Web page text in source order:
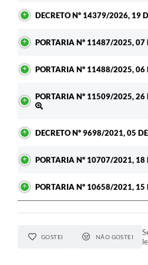
DECRETO Nº 14379/2026, 19
PORTARIA Nº 11487/2025, 07
PORTARIA Nº 11488/2025, 06
PORTARIA Nº 11509/2025, 26
DECRETO Nº 9698/2021, 05
PORTARIA Nº 10707/2021, 18
PORTARIA Nº 10658/2021, 15
GOSTEI NÃO GOSTEI